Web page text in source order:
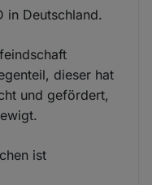
in Deutschland.
dieser hat
und gefördert,
ist